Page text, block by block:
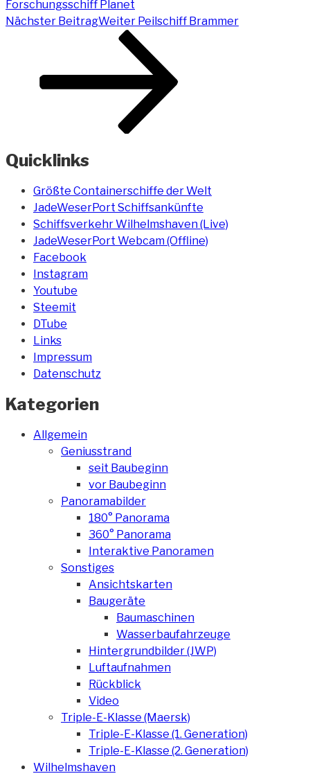
Forschungsschiff Planet
Nächster BeitragWeiter Peilschiff Brammer
Quicklinks
Größte Containerschiffe der Welt
JadeWeserPort Schiffsankünfte
Schiffsverkehr Wilhelmshaven (Live)
JadeWeserPort Webcam (Offline)
Facebook
Instagram
Youtube
Steemit
DTube
Links
Impressum
Datenschutz
Kategorien
Allgemein
Geniusstrand
seit Baubeginn
vor Baubeginn
Panoramabilder
180° Panorama
360° Panorama
Interaktive Panoramen
Sonstiges
Ansichtskarten
Baugeräte
Baumaschinen
Wasserbaufahrzeuge
Hintergrundbilder (JWP)
Luftaufnahmen
Rückblick
Video
Triple-E-Klasse (Maersk)
Triple-E-Klasse (1. Generation)
Triple-E-Klasse (2. Generation)
Wilhelmshaven